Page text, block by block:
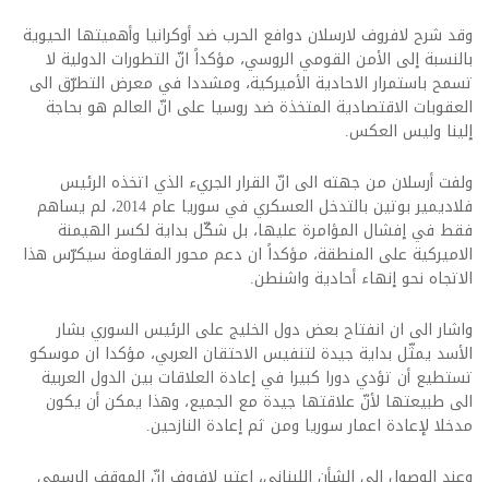
وقد شرح لافروف لارسلان دوافع الحرب ضد أوكرانيا وأهميتها الحيوية
بالنسبة إلى الأمن القومي الروسي، مؤكداً انّ التطورات الدولية لا
تسمح باستمرار الاحادية الأميركية، ومشددا في معرض التطرّق الى
العقوبات الاقتصادية المتخذة ضد روسيا على انّ العالم هو بحاجة
إلينا وليس العكس.
ولفت أرسلان من جهته الى انّ القرار الجريء الذي اتخذه الرئيس
فلاديمير بوتين بالتدخل العسكري في سوريا عام 2014، لم يساهم
فقط في إفشال المؤامرة عليها، بل شكّل بداية لكسر الهيمنة
الاميركية على المنطقة، مؤكداً ان دعم محور المقاومة سيكرّس هذا
الاتجاه نحو إنهاء أحادية واشنطن.
واشار الى ان انفتاح بعض دول الخليج على الرئيس السوري بشار
الأسد يمثّل بداية جيدة لتنفيس الاحتقان العربي، مؤكدا ان موسكو
تستطيع أن تؤدي دورا كبيرا في إعادة العلاقات بين الدول العربية
الى طبيعتها لأنّ علاقتها جيدة مع الجميع، وهذا يمكن أن يكون
مدخلا لإعادة اعمار سوريا ومن ثم إعادة النازحين.